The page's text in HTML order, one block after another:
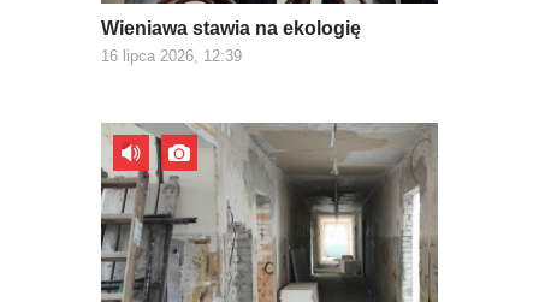
Wieniawa stawia na ekologię
16 lipca 2026, 12:39